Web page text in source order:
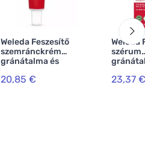
Weleda Feszesítő
szemránckrém
gránátalma és
peptidekkel 12 ml
20,85 €
Weleda
szérum
23,37 €